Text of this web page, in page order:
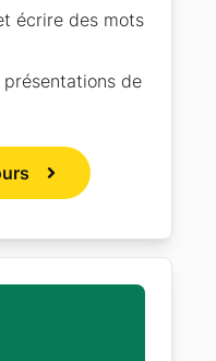
écrire des mots
de